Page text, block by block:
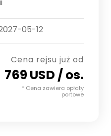
05-12
Cena rejsu już od
769 USD / os.
* Cena zawiera opłaty
portowe